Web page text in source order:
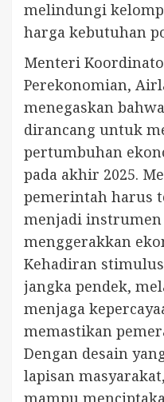
melindungi
harga kebutuhan
Menteri
Perekonomian,
menegaskan
dirancang untuk
pertumbuhan
pada akhir 2025.
pemerintah harus
menjadi
menggerakkan
Kehadiran
jangka pendek,
menjaga
memastikan
Dengan desain
lapisan
mampu